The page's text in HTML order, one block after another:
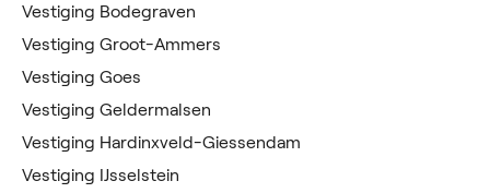
Vestiging Bodegraven
Vestiging Groot-Ammers
Vestiging Goes
Vestiging Geldermalsen
Vestiging Hardinxveld-Giessendam
Vestiging IJsselstein